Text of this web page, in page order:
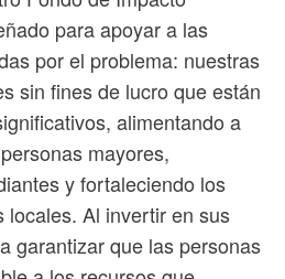
para apoyar a las
por el problema: nuestras
sin fines de lucro que están
alimentando a
mayores,
y fortaleciendo los
locales. Al invertir en sus
garantizar que las personas